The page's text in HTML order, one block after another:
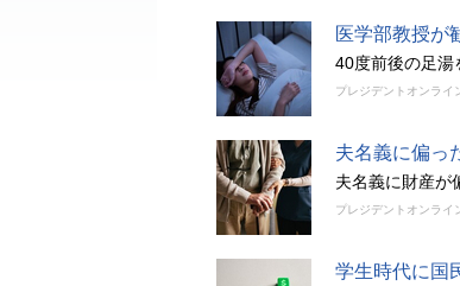
医学部教授が
40度前後の足湯
プレジデントオンライ
夫名義に偏っ
夫名義に財産が
プレジデントオンライ
学生時代に国